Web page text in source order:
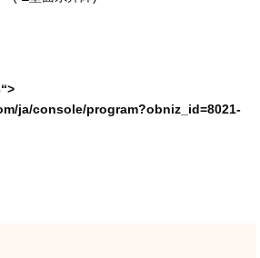
“>
ja/console/program?obniz_id=8021-